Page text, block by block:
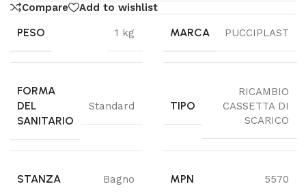
Compare Add to wishlist
PESO 1 kg MARCA PUCCIPLAST
FORMA
DEL
SANITARIO
Standard TIPO
RICAMBIO
CASSETTA DI
SCARICO
STANZA Bagno MPN 5570